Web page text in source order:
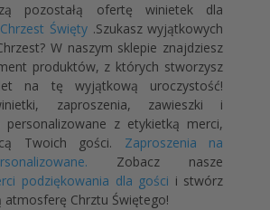
pozostałą ofertę winietek dla
Święty.Szukasz wyjątkowych
W naszym sklepie znajdziesz
produktów, z których stworzysz
na tę wyjątkową uroczystość!
zaproszenia, zawieszki i
personalizowane z etykietką merci,
Twoich gości. Zaproszenia na
Zobacz nasze
podziękowania dla gości i stwórz
atmosferę Chrztu Świętego!